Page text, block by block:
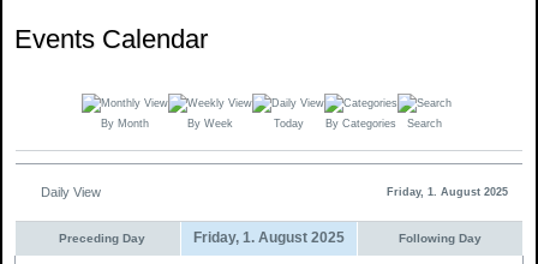
Events Calendar
By Month By Week Today By Categories Search
Daily View Friday, 1. August 2025
Preceding Day Friday, 1. August 2025 Following Day